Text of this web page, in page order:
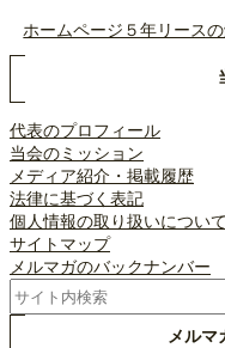
ホームページ５年リース
代表のプロフィール
当会のミッション
メディア紹介・掲載履歴
法律に基づく表記
個人情報の取り扱いについて
サイトマップ
メルマガのバックナンバー
検
索
メルマ